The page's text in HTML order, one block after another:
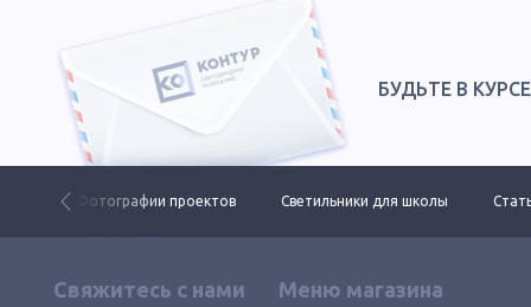
БУДЬТЕ В
Фотографии проектов Светильники для школы
Свяжитесь с нами Меню магазина